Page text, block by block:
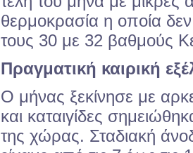
θερμοκρασία η οποία
τους 30 με 32 βαθμούς
Πραγματική καιρική
Ο μήνας ξεκίνησε με
και καταιγίδες
της χώρας. Σταδιακή